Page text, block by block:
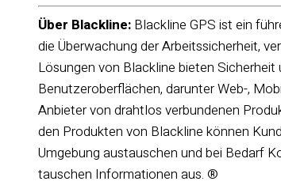
Über Blackline: Blackline GPS ist ein
die Überwachung der Arbeitssicherheit,
Lösungen von Blackline bieten
Benutzeroberflächen, darunter Web-,
Anbieter von drahtlos verbundenen
den Produkten von Blackline können
Umgebung austauschen und bei Bedarf
tauschen Informationen aus. ®